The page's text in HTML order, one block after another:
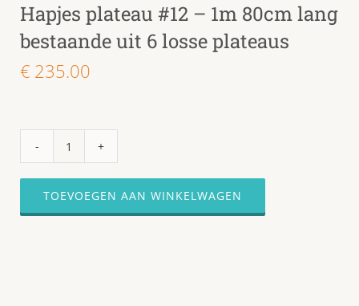
Hapjes plateau #12 – 1m 80cm lang
bestaande uit 6 losse plateaus
€ 235.00
Hapjes
plateau
#12
-
TOEVOEGEN AAN WINKELWAGEN